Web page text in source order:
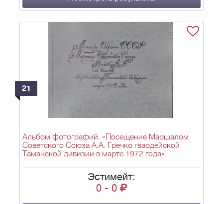
21
Альбом фотографий. «Посещение Маршалом
Советского Союза А.А. Гречко гвардейской
Таманской дивизии в марте 1972 года».
Эстимейт:
0 - 0